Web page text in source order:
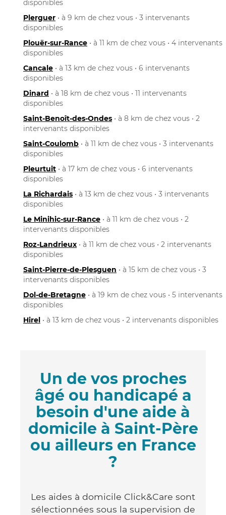
disponibles
Plerguer • à 9 km de chez vous • 3 intervenants
disponibles
Plouër-sur-Rance • à 11 km de chez vous • 4 intervenants
disponibles
Cancale • à 13 km de chez vous • 6 intervenants
disponibles
Dinard • à 18 km de chez vous • 11 intervenants
disponibles
Saint-Benoît-des-Ondes • à 8 km de chez vous • 2
intervenants disponibles
Saint-Coulomb • à 11 km de chez vous • 3 intervenants
disponibles
Pleurtuit • à 17 km de chez vous • 6 intervenants
disponibles
La Richardais • à 13 km de chez vous • 3 intervenants
disponibles
Le Minihic-sur-Rance • à 11 km de chez vous • 2
intervenants disponibles
Roz-Landrieux • à 11 km de chez vous • 2 intervenants
disponibles
Saint-Pierre-de-Plesguen • à 15 km de chez vous • 3
intervenants disponibles
Dol-de-Bretagne • à 19 km de chez vous • 5 intervenants
disponibles
Hirel • à 13 km de chez vous • 2 intervenants disponibles
Un de vos proches
âgé ou handicapé a
besoin d'une aide à
domicile à Saint-Père
ou ailleurs en France
?
Les aides à domicile Click&Care sont
sélectionnées sous la supervision de